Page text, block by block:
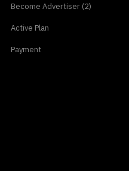
Become Advertiser (2)
Active Plan
Payment